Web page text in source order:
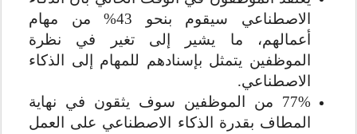
الاصطناعي سيقوم بنحو 43% من مهام
أعمالهم، ما يشير إلى تغير في نظرة
الموظفين يتمثل بإسنادهم للمهام إلى الذكاء
الاصطناعي.
77% من الموظفين سوف يثقون في نهاية
المطاف بقدرة الذكاء الاصطناعي على العمل